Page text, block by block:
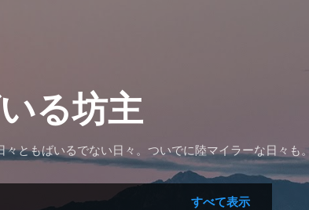
る坊主
ともばいるでない日々。ついでに陸マイラーな日々も
すべて表示